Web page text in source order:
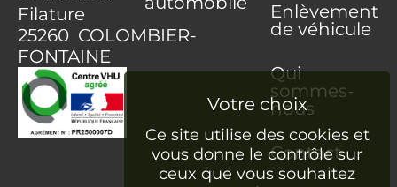
Filature
25260 COLOMBIER-
FONTAINE
Enlèvement
de véhicule
Qui
sommes-
nous
Contact
Ce site utilise des cookies et
vous donne le contrôle sur
ceux que vous souhaitez